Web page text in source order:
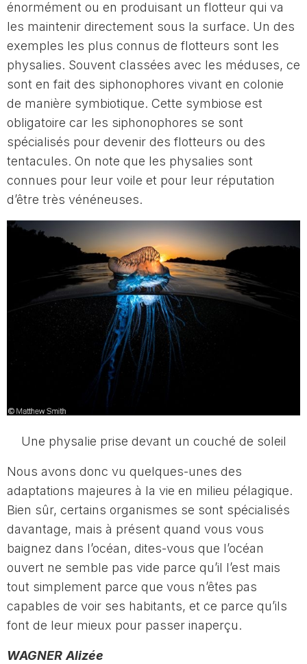
énormément ou en produisant un flotteur qui va
les maintenir directement sous la surface. Un des
exemples les plus connus de flotteurs sont les
physalies. Souvent classées avec les méduses, ce
sont en fait des siphonophores vivant en colonie
de manière symbiotique. Cette symbiose est
obligatoire car les siphonophores se sont
spécialisés pour devenir des flotteurs ou des
tentacules. On note que les physalies sont
connues pour leur voile et pour leur réputation
d’être très vénéneuses.
Une physalie prise devant un couché de soleil
Nous avons donc vu quelques-unes des
adaptations majeures à la vie en milieu pélagique.
Bien sûr, certains organismes se sont spécialisés
davantage, mais à présent quand vous vous
baignez dans l’océan, dites-vous que l’océan
ouvert ne semble pas vide parce qu’il l’est mais
tout simplement parce que vous n’êtes pas
capables de voir ses habitants, et ce parce qu’ils
font de leur mieux pour passer inaperçu.
WAGNER Alizée